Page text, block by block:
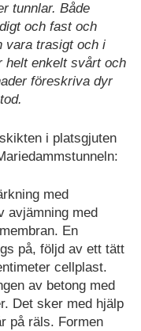
tunnlar. Både
och fast och
vara trasigt och i
helt enkelt svårt och
föreskriva dyr
i platsgjuten
med
avjämning med
En
på, följd av ett tätt
cellplast.
av betong med
Det sker med hjälp
på räls. Formen